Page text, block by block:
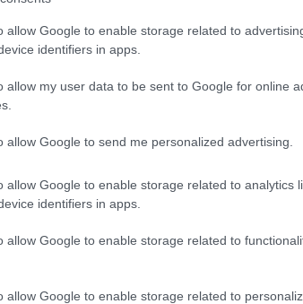
allow Google to enable storage related to
identifiers in apps.
allow my user data to be sent to Google for online
allow Google to send me personalized advertising.
allow Google to enable storage related to analytics
identifiers in apps.
allow Google to enable storage related to
allow Google to enable storage related to
telefonkönyvet olvassák fel, Christie
A produceri székben Brannagh
pedig november 10.-én esedékes,